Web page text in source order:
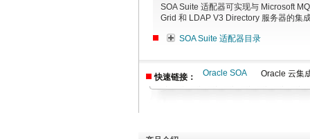
SOA Suite 适配器可实现与 Microsoft
Grid 和 LDAP V3 Directory 服务器的集
SOA Suite 适配器目录
快速链接： Oracle SOA Oracle 云集